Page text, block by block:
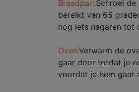
Braadpan:Schroei
bereikt van 65
nog iets nagaren tot
Oven:Verwarm de
gaar door totdat je
voordat je hem gaat